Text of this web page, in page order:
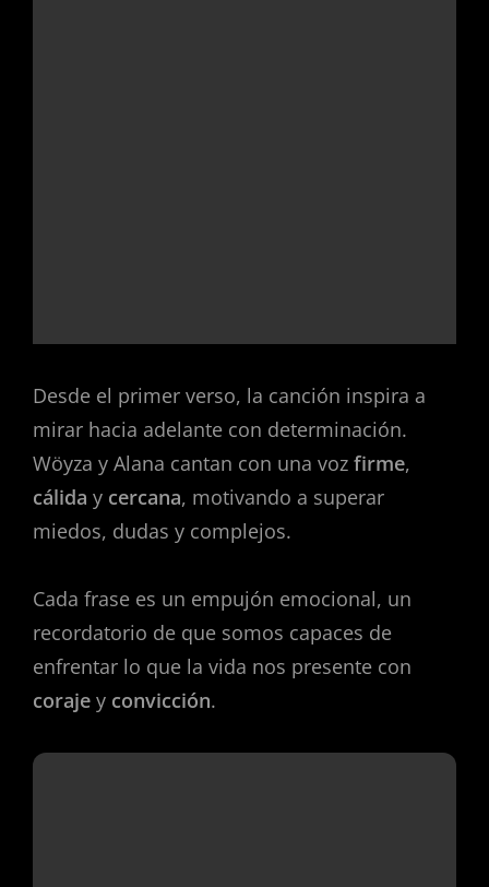
Desde el primer verso, la canción inspira a
mirar hacia adelante con determinación.
Wöyza y Alana cantan con una voz firme,
cálida y cercana, motivando a superar
miedos, dudas y complejos.
Cada frase es un empujón emocional, un
recordatorio de que somos capaces de
enfrentar lo que la vida nos presente con
coraje y convicción.